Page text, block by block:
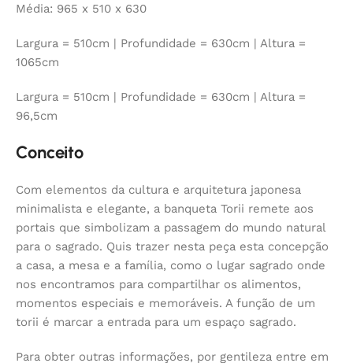
Média: 965 x 510 x 630
Largura = 510cm | Profundidade = 630cm | Altura =
1065cm
Largura = 510cm | Profundidade = 630cm | Altura =
96,5cm
Conceito
Com elementos da cultura e arquitetura japonesa
minimalista e elegante, a banqueta Torii remete aos
portais que simbolizam a passagem do mundo natural
para o sagrado. Quis trazer nesta peça esta concepção
a casa, a mesa e a família, como o lugar sagrado onde
nos encontramos para compartilhar os alimentos,
momentos especiais e memoráveis. A função de um
torii é marcar a entrada para um espaço sagrado.
Para obter outras informações, por gentileza entre em